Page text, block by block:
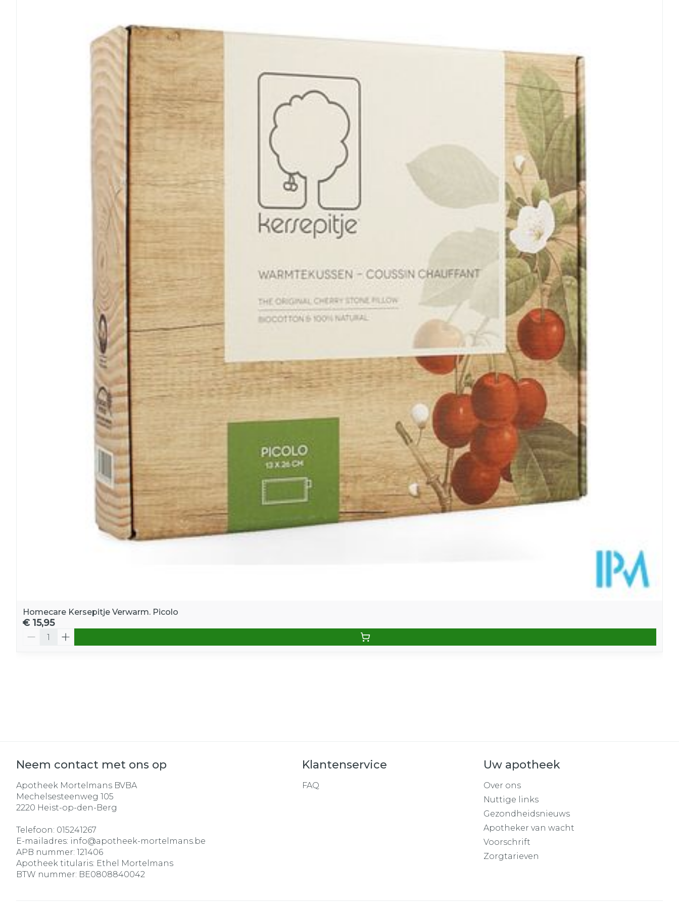
Homecare Kersepitje Verwarm. Picolo
€ 15,95
Aantal
Neem contact met ons op
Apotheek Mortelmans BVBA
Mechelsesteenweg 105
2220 Heist-op-den-Berg
Telefoon: 015241267
E-mailadres: info@apotheek-mortelmans.be
APB nummer: 121406
Apotheek titularis: Ethel Mortelmans
BTW nummer: BE0808840042
Klantenservice
FAQ
Uw apotheek
Over ons
Nuttige links
Gezondheidsnieuws
Apotheker van wacht
Voorschrift
Zorgtarieven